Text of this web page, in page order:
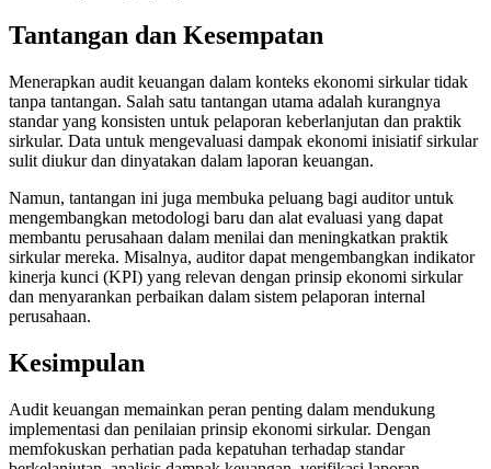
Tantangan dan Kesempatan
Menerapkan audit keuangan dalam konteks ekonomi sirkular tidak
tanpa tantangan. Salah satu tantangan utama adalah kurangnya
standar yang konsisten untuk pelaporan keberlanjutan dan praktik
sirkular. Data untuk mengevaluasi dampak ekonomi inisiatif sirkular
sulit diukur dan dinyatakan dalam laporan keuangan.
Namun, tantangan ini juga membuka peluang bagi auditor untuk
mengembangkan metodologi baru dan alat evaluasi yang dapat
membantu perusahaan dalam menilai dan meningkatkan praktik
sirkular mereka. Misalnya, auditor dapat mengembangkan indikator
kinerja kunci (KPI) yang relevan dengan prinsip ekonomi sirkular
dan menyarankan perbaikan dalam sistem pelaporan internal
perusahaan.
Kesimpulan
Audit keuangan memainkan peran penting dalam mendukung
implementasi dan penilaian prinsip ekonomi sirkular. Dengan
memfokuskan perhatian pada kepatuhan terhadap standar